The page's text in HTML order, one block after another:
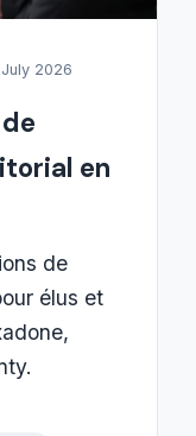
July 2026
en
de
élus et